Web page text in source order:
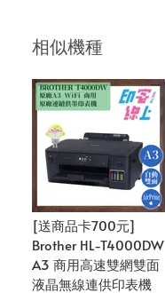
相似機種
[送商品卡700元]
Brother HL-T4000DW
A3 商用高速雙網雙面
液晶無線連供印表機